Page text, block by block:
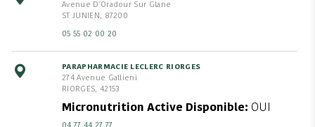
Avenue D'Oradour Sur Glane
ST JUNIEN, 87200
05 55 02 00 20
PARAPHARMACIE LECLERC RIORGES
274 Avenue Gallieni
RIORGES, 42153
Micronutrition Active Disponible OUI